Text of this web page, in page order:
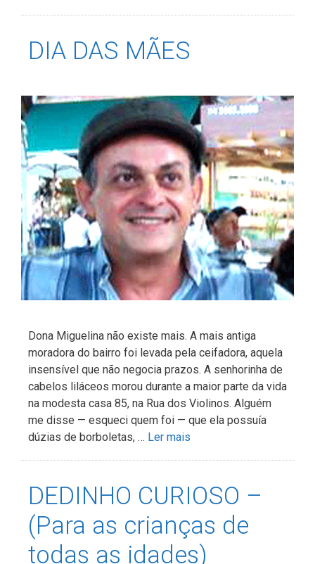
DIA DAS MÃES
Dona Miguelina não existe mais. A mais antiga
moradora do bairro foi levada pela ceifadora, aquela
insensível que não negocia prazos. A senhorinha de
cabelos liláceos morou durante a maior parte da vida
na modesta casa 85, na Rua dos Violinos. Alguém
me disse — esqueci quem foi — que ela possuía
dúzias de borboletas, … Ler mais
DEDINHO CURIOSO –
(Para as crianças de
todas as idades)